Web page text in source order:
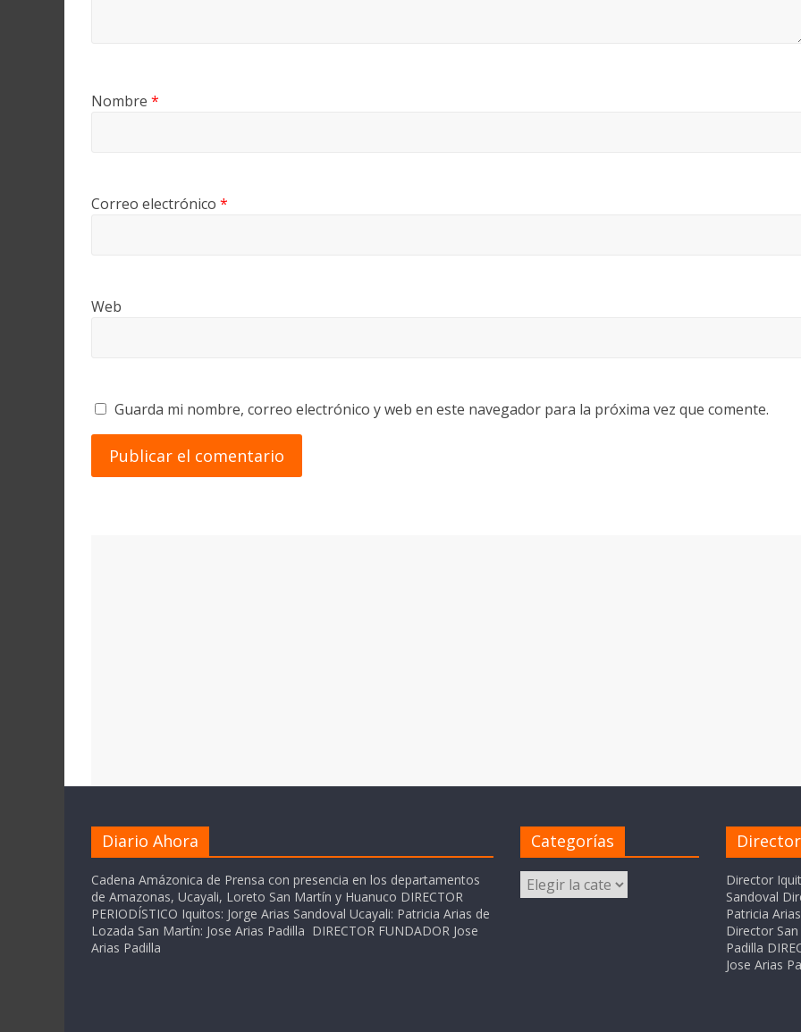
Nombre *
Correo electrónico *
Web
Guarda mi nombre, correo electrónico y web en este navegador para la próxima vez que comente.
Diario Ahora
Cadena Amázonica de Prensa con presencia en los departamentos
de Amazonas, Ucayali, Loreto San Martín y Huanuco DIRECTOR
PERIODÍSTICO Iquitos: Jorge Arias Sandoval Ucayali: Patricia Arias de
Lozada San Martín: Jose Arias Padilla DIRECTOR FUNDADOR Jose
Arias Padilla
Categorías
Categorías
Director
Sandoval
Patricia
Director
Padilla
Jose Arias